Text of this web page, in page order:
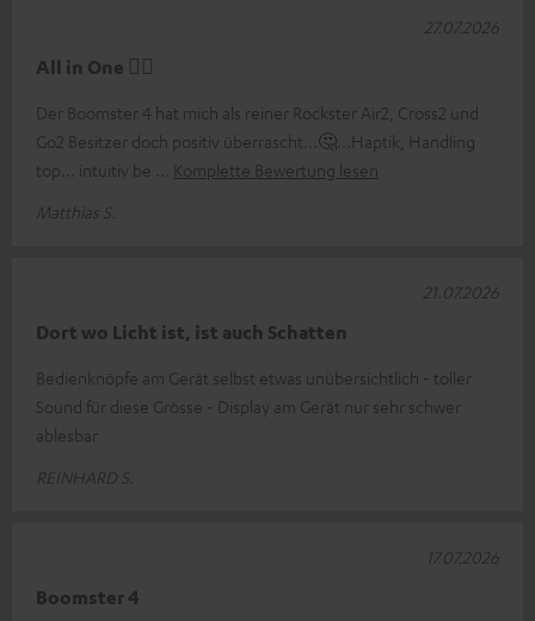
All in One 👍🏻
Der Boomster 4 hat mich als reiner Rockster Air2, Cross2 und
Go2 Besitzer doch positiv überrascht...🤔...Haptik, Handling
top... intuitiv be
Komplette Bewertung lesen
Matthias S.
27.07.2026
Dort wo Licht ist, ist auch Schatten
Bedienknöpfe am Gerät selbst etwas unübersichtlich - toller
Sound für diese Grösse - Display am Gerät nur sehr schwer
ablesbar
REINHARD S.
21.07.2026
Boomster 4
17.07.2026